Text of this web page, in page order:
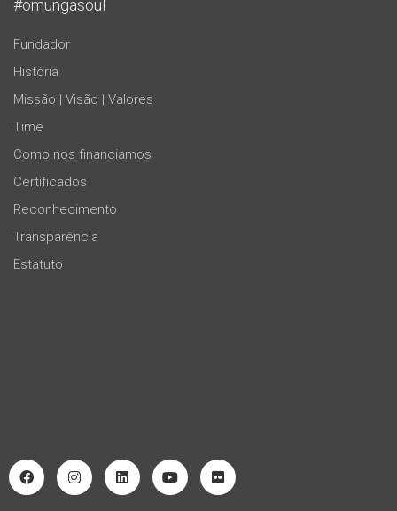
#omungasoul
Fundador
História
Missão | Visão | Valores
Time
Como nos financiamos
Certificados
Reconhecimento
Transparência
Estatuto